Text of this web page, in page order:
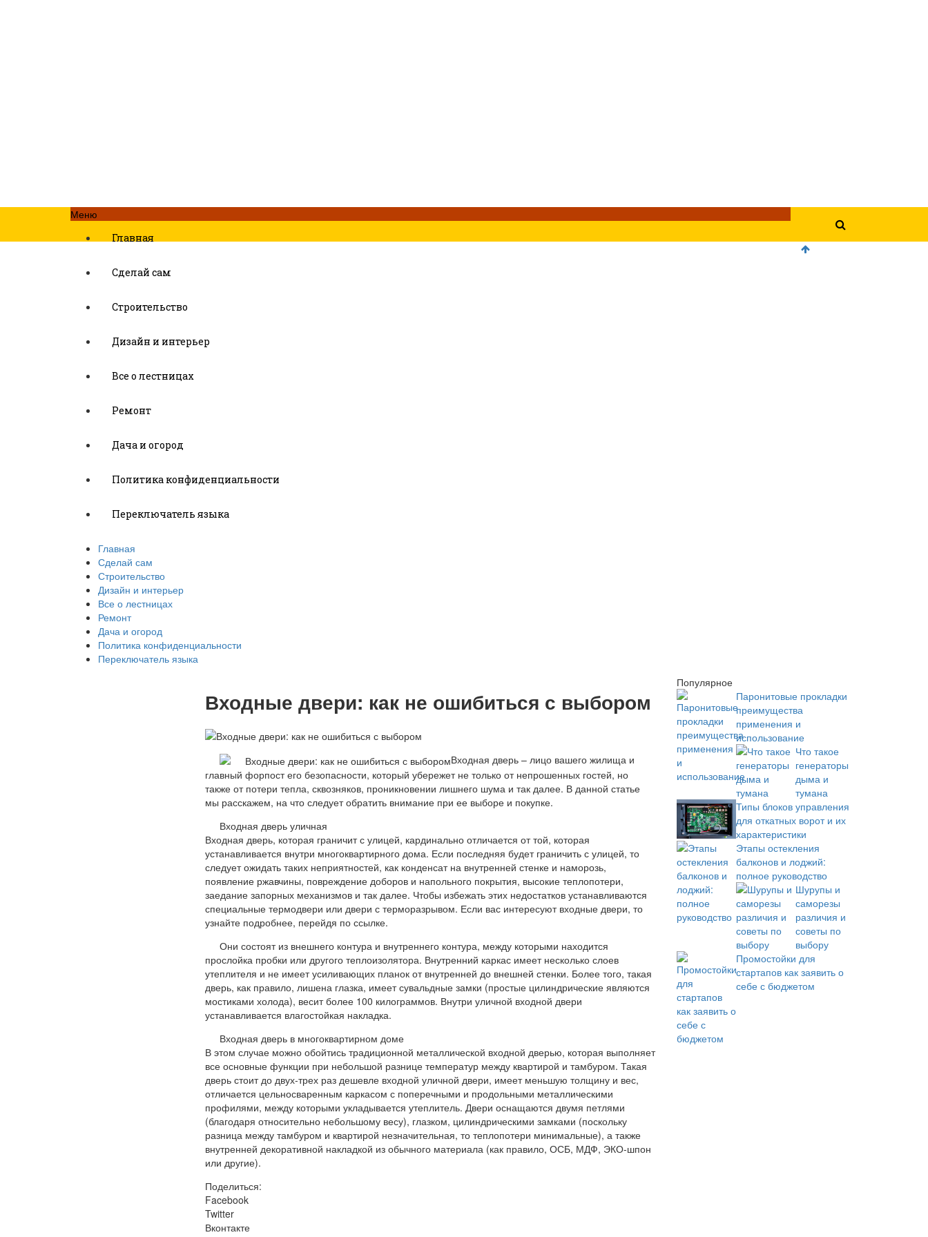
Меню
Главная
Сделай сам
Строительство
Дизайн и интерьер
Все о лестницах
Ремонт
Дача и огород
Политика конфиденциальности
Переключатель языка
Главная
Сделай сам
Строительство
Дизайн и интерьер
Все о лестницах
Ремонт
Дача и огород
Политика конфиденциальности
Переключатель языка
Входные двери: как не ошибиться с выбором
Входная дверь – лицо вашего жилища и
главный форпост его безопасности, который убережет не только от непрошенных гостей, но
также от потери тепла, сквозняков, проникновении лишнего шума и так далее. В данной статье
мы расскажем, на что следует обратить внимание при ее выборе и покупке.
Входная дверь уличная
Входная дверь, которая граничит с улицей, кардинально отличается от той, которая
устанавливается внутри многоквартирного дома. Если последняя будет граничить с улицей, то
следует ожидать таких неприятностей, как конденсат на внутренней стенке и наморозь,
появление ржавчины, повреждение доборов и напольного покрытия, высокие теплопотери,
заедание запорных механизмов и так далее. Чтобы избежать этих недостатков устанавливаются
специальные термодвери или двери с терморазрывом. Если вас интересуют входные двери, то
узнайте подробнее, перейдя по ссылке.
Они состоят из внешнего контура и внутреннего контура, между которыми находится
прослойка пробки или другого теплоизолятора. Внутренний каркас имеет несколько слоев
утеплителя и не имеет усиливающих планок от внутренней до внешней стенки. Более того, такая
дверь, как правило, лишена глазка, имеет сувальдные замки (простые цилиндрические являются
мостиками холода), весит более 100 килограммов. Внутри уличной входной двери
устанавливается влагостойкая накладка.
Входная дверь в многоквартирном доме
В этом случае можно обойтись традиционной металлической входной дверью, которая выполняет
все основные функции при небольшой разнице температур между квартирой и тамбуром. Такая
дверь стоит до двух-трех раз дешевле входной уличной двери, имеет меньшую толщину и вес,
отличается цельносваренным каркасом с поперечными и продольными металлическими
профилями, между которыми укладывается утеплитель. Двери оснащаются двумя петлями
(благодаря относительно небольшому весу), глазком, цилиндрическими замками (поскольку
разница между тамбуром и квартирой незначительная, то теплопотери минимальные), а также
внутренней декоративной накладкой из обычного материала (как правило, ОСБ, МДФ, ЭКО-шпон
или другие).
Поделиться:
Facebook
Twitter
Вконтакте
Популярное
Паронитовые прокладки
преимущества
применения и
использование
Что такое
генераторы
дыма и
тумана
Типы блоков управления
для откатных ворот и их
характеристики
Этапы остекления
балконов и лоджий:
полное руководство
Шурупы и
саморезы
различия и
советы по
выбору
Промостойки для
стартапов как заявить о
себе с бюджетом